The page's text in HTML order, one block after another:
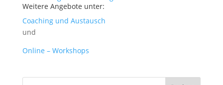
Weitere Angebote unter:
Coaching und Austausch
und
Online – Workshops